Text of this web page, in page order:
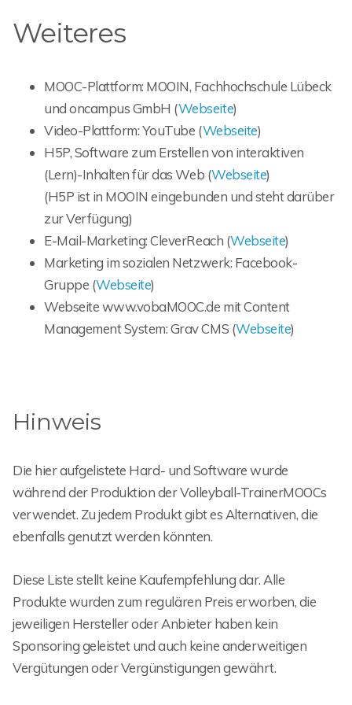
Weiteres
MOOC-Plattform: MOOIN, Fachhochschule Lübeck
und oncampus GmbH (Webseite)
Video-Plattform: YouTube (Webseite)
H5P, Software zum Erstellen von interaktiven
(Lern)-Inhalten für das Web (Webseite)
(H5P ist in MOOIN eingebunden und steht darüber
zur Verfügung)
E-Mail-Marketing: CleverReach (Webseite)
Marketing im sozialen Netzwerk: Facebook-
Gruppe (Webseite)
Webseite www.vobaMOOC.de mit Content
Management System: Grav CMS (Webseite)
Hinweis
Die hier aufgelistete Hard- und Software wurde
während der Produktion der Volleyball-TrainerMOOCs
verwendet. Zu jedem Produkt gibt es Alternativen, die
ebenfalls genutzt werden könnten.
Diese Liste stellt keine Kaufempfehlung dar. Alle
Produkte wurden zum regulären Preis erworben, die
jeweiligen Hersteller oder Anbieter haben kein
Sponsoring geleistet und auch keine anderweitigen
Vergütungen oder Vergünstigungen gewährt.